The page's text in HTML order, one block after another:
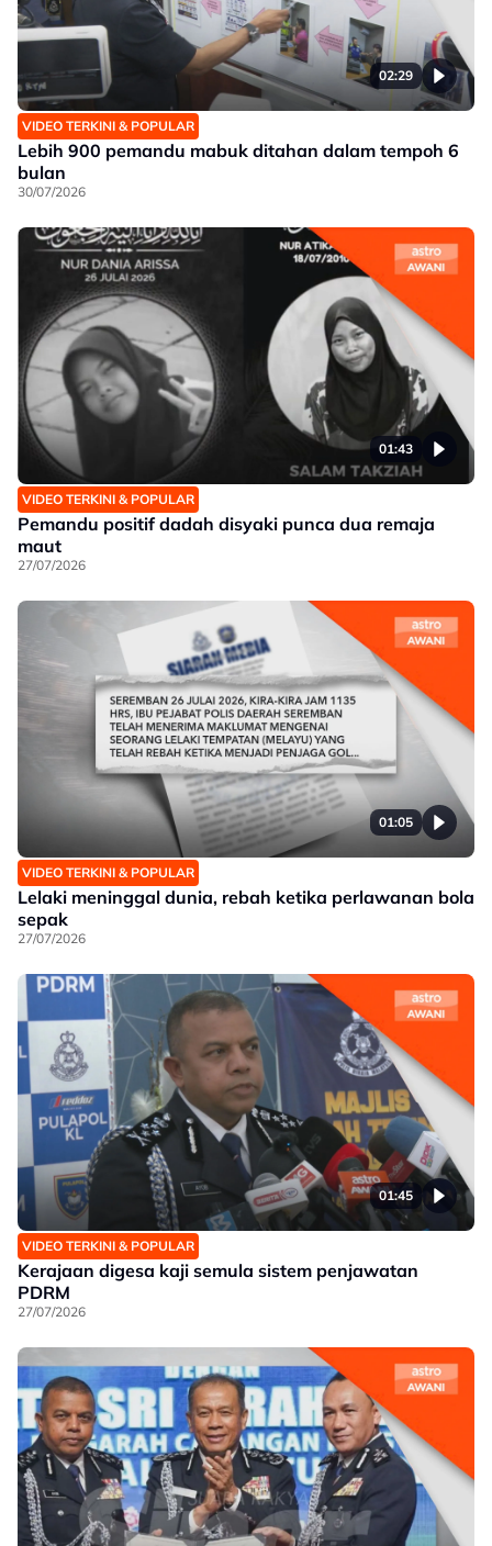
02:29
VIDEO TERKINI & POPULAR
Lebih 900 pemandu mabuk ditahan dalam tempoh 6
bulan
30/07/2026
01:43
VIDEO TERKINI & POPULAR
Pemandu positif dadah disyaki punca dua remaja
maut
27/07/2026
01:05
VIDEO TERKINI & POPULAR
Lelaki meninggal dunia, rebah ketika perlawanan bola
sepak
27/07/2026
01:45
VIDEO TERKINI & POPULAR
Kerajaan digesa kaji semula sistem penjawatan
PDRM
27/07/2026